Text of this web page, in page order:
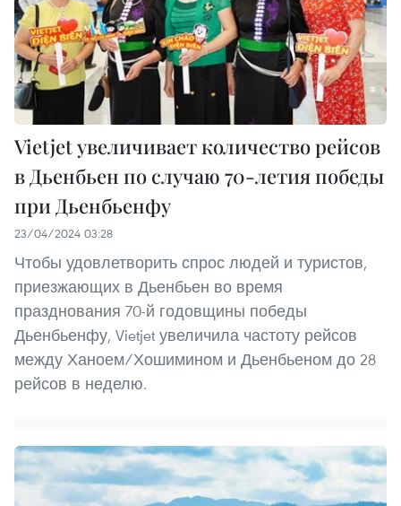
Vietjet увеличивает количество рейсов
в Дьенбьен по случаю 70-летия победы
при Дьенбьенфу
23/04/2024 03:28
Чтобы удовлетворить спрос людей и туристов,
приезжающих в Дьенбьен во время
празднования 70-й годовщины победы
Дьенбьенфу, Vietjet увеличила частоту рейсов
между Ханоем/Хошимином и Дьенбьеном до 28
рейсов в неделю.